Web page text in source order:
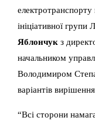
електротранспорту
ініціативної групи
Яблончук з
начальником
Володимиром
варіантів
“Всі сторони